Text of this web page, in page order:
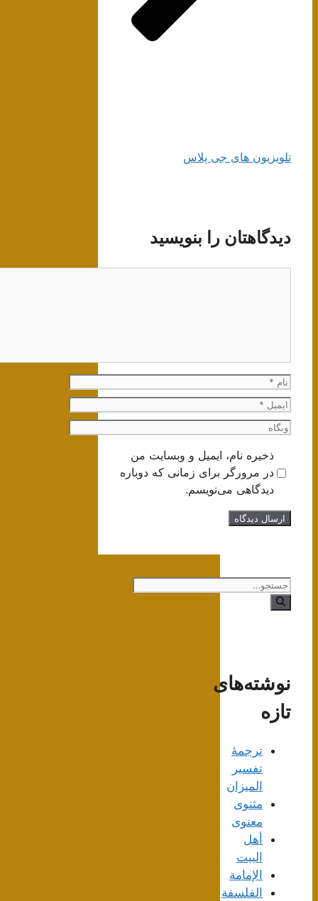
تلویزیون های جی پلاس
دیدگاهتان را بنویسید
نام
ایمیل
وبگاه
ذخیره نام، ایمیل و وبسایت من
در مرورگر برای زمانی که دوباره
دیدگاهی می‌نویسم.
جستجوی
نوشته‌های
تازه
ترجمۀ
تفسیر
المیزان
مثنوی
معنوی
أهل
البيت
الإمامة
الفلسفة